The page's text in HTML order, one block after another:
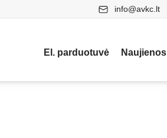
info@avkc.lt
El. parduotuvė Naujienos